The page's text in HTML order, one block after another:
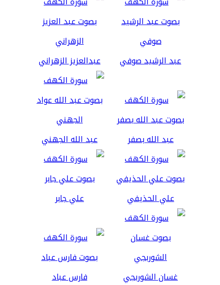
عبد الرشيد صوفي عبدالعزيز الزهراني
عبد الله بصفر عبد الله الجهني
علي الحذيفي علي جابر
غسان الشوربجي فارس عباد